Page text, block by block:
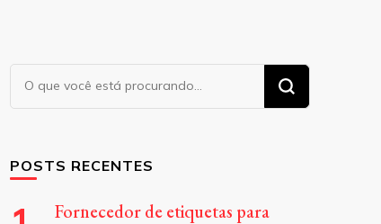
Procurando
algo?
POSTS RECENTES
Fornecedor de etiquetas para